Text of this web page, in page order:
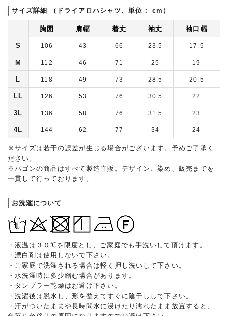
サイズ詳細 （ドライアロハシャツ、単位： cm）
胸囲 肩幅 着丈 袖丈 袖口幅
S 106 43 66 23.5 17.5
M 112 46 71 25 19
L 118 49 73 28.5 20.5
LL 126 53 76 30.5 22
3L 136 58 76 31.5 23
4L 144 62 77 34 24
※サイズは若干の誤差が生じる場合がございます。予めご了承く
ださい。
※パゴンの商品はすべて製造直販。デザイン、染め、販売までを
一貫して行っております。
お洗濯について
・液温は３０℃を限度とし、ご家庭でも手洗いして頂けます。
・漂白剤は使用しないで下さい。
・ご家庭で洗濯される場合は軽く押し洗いして下さい。
・水洗濯時に多少縮む場合があります。
・タンブラー乾燥はお避け下さい。
・洗濯後は脱水し、形を整えてすぐに陰干しして下さい。
・汗がついたままや長時間水に浸けたり濡れたまま放置すると、